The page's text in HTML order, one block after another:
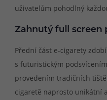
uživatelům pohodlný
Zahnutý full screen
Přední část e-cigarety
s futuristickým
provedením tradičních
cigaretě naprosto unikátní